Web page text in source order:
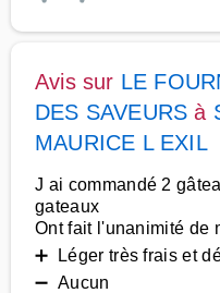
Avis sur LE
DES SAVEURS à
MAURICE L EXIL
J ai commandé 2
gateaux
Ont fait l'unanimité de
➕ Léger très frais et
➖ Aucun